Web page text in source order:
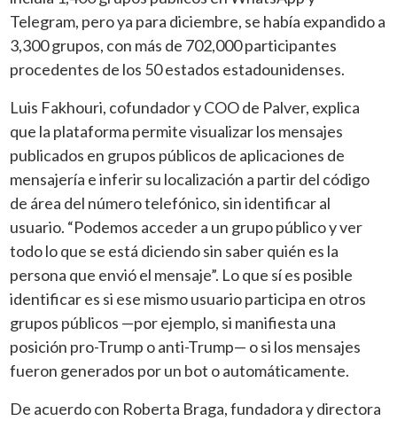
Telegram, pero ya para diciembre, se había expandido a
3,300 grupos, con más de 702,000 participantes
procedentes de los 50 estados estadounidenses.
Luis Fakhouri, cofundador y COO de Palver, explica
que la plataforma permite visualizar los mensajes
publicados en grupos públicos de aplicaciones de
mensajería e inferir su localización a partir del código
de área del número telefónico, sin identificar al
usuario. “Podemos acceder a un grupo público y ver
todo lo que se está diciendo sin saber quién es la
persona que envió el mensaje”. Lo que sí es posible
identificar es si ese mismo usuario participa en otros
grupos públicos —por ejemplo, si manifiesta una
posición pro-Trump o anti-Trump— o si los mensajes
fueron generados por un bot o automáticamente.
De acuerdo con Roberta Braga, fundadora y directora